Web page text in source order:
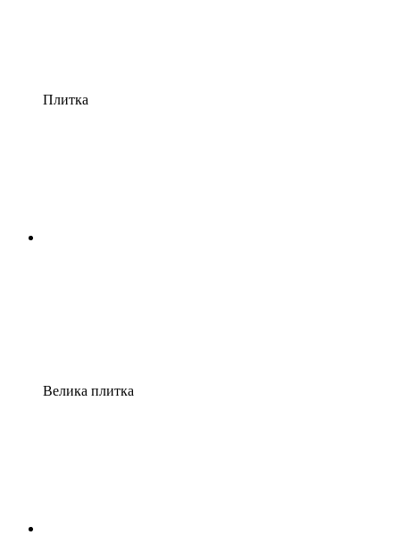
Плитка
Велика плитка